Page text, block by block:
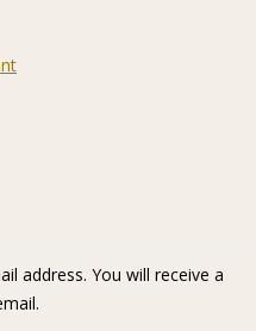
address. You will receive a